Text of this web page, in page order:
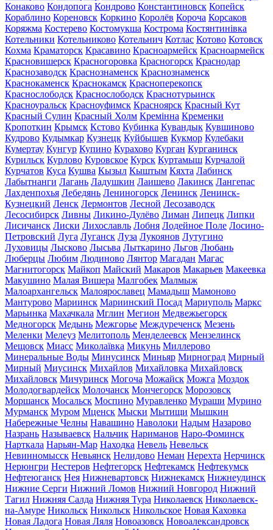
Конаково Кондопога Кондрово Константиновск Копейск
Кораблино Кореновск Коркино Королёв Короча Корсаков
Коряжма Костерево Костомукша Кострома Костянтинівка
Котельники Котельниково Котельнич Котлас Котово Котовск
Кохма Краматорск Красавино Красноармейск Красноармейск
Красновишерск Красногоровка Красногорск Краснодар
Краснозаводск Краснознаменск Краснознаменск
Краснокаменск Краснокамск Красноперекопск
Краснослободск Краснослободск Краснотурьинск
Красноуральск Красноуфимск Красноярск Красный Кут
Красный Сулин Красный Холм Кремінна Кременки
Кропоткин Крымск Кстово Кубинка Кувандык Кувшиново
Кудрово Кудымкар Кузнецк Куйбышев Кукмор Кулебаки
Кумертау Кунгур Купино Курахово Курган Курганинск
Курильск Курлово Куровское Курск Куртамыш Курчалой
Курчатов Куса Кушва Кызыл Кыштым Кяхта Лабинск
Лабытнанги Лагань Ладушкин Лаишево Лакинск Лангепас
Лахденпохья Лебедянь Лениногорск Ленинск Ленинск-
Кузнецкий Ленск Лермонтов Лесной Лесозаводск
Лесосибирск Ливны Ликино-Дулёво Лиман Липецк Липки
Лисичанск Лиски Лихославль Лобня Лодейное Поле Лосино-
Петровский Луга Луганск Луза Лукоянов Лутугино
Луховицы Лысково Лысьва Лыткарино Льгов Любань
Люберцы Любим Людиново Лянтор Магадан Магас
Магнитогорск Майкоп Майский Макаров Макарьев Макеевка
Макушино Малая Вишера Малгобек Малмыж
Малоархангельск Малоярославец Мамадыш Мамоново
Мантурово Мариинск Мариинский Посад Мариуполь Маркс
Марьинка Махачкала Мглин Мегион Медвежьегорск
Медногорск Медынь Межгорье Междуреченск Мезень
Меленки Мелеуз Мелитополь Менделеевск Мензелинск
Мещовск Миасс Миколаївка Микунь Миллерово
Минеральные Воды Минусинск Миньяр Мирноград Мирный
Мирный Миусинск Михайлов Михайловка Михайловск
Михайловск Мичуринск Могоча Можайск Можга Моздок
Молодогвардейск Молочанск Мончегорск Морозовск
Моршанск Мосальск Моспино Муравленко Мураши Мурино
Мурманск Муром Мценск Мыски Мытищи Мышкин
Набережные Челны Навашино Наволоки Надым Назарово
Назрань Называевск Нальчик Нариманов Наро-Фоминск
Нарткала Нарьян-Мар Находка Невель Невельск
Невинномысск Невьянск Нелидово Неман Нерехта Нерчинск
Нерюнгри Нестеров Нефтегорск Нефтекамск Нефтекумск
Нефтеюганск Нея Нижневартовск Нижнекамск Нижнеудинск
Нижние Серги Нижний Ломов Нижний Новгород Нижний
Тагил Нижняя Салда Нижняя Тура Николаевск Николаевск-
на-Амуре Никольск Никольск Никольское Новая Каховка
Новая Ладога Новая Ляля Новоазовск Новоалександровск